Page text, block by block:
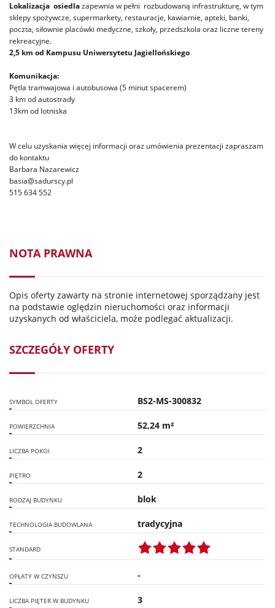
Lokalizacja osiedlazapewnia w pełni rozbudowaną infrastrukturę, w tym
sklepy spożywcze, supermarkety, restauracje, kawiarnie, apteki, banki,
poczta, siłownie placówki medyczne, szkoły, przedszkola oraz liczne tereny
rekreacyjne.
2,5 km od Kampusu Uniwersytetu Jagiellońskiego
Komunikacja:
Pętla tramwajowa i autobusowa (5 minut spacerem)
3 km od autostrady
13km od lotniska
W celu uzyskania więcej informacji oraz umówienia prezentacji zapraszam
do kontaktu
Barbara Nazarewicz
basia@sadurscy.pl
515 634 552
NOTA PRAWNA
Opis oferty zawarty na stronie internetowej sporządzany jest
na podstawie oględzin nieruchomości oraz informacji
uzyskanych od właściciela, może podlegać aktualizacji.
SZCZEGÓŁY OFERTY
SYMBOL OFERTY BS2-MS-300832
POWIERZCHNIA 52,24 m²
LICZBA POKOI 2
PIĘTRO 2
RODZAJ BUDYNKU blok
TECHNOLOGIA BUDOWLANA tradycyjna
STANDARD
OPŁATY W CZYNSZU -
LICZBA PIĘTER W BUDYNKU 3